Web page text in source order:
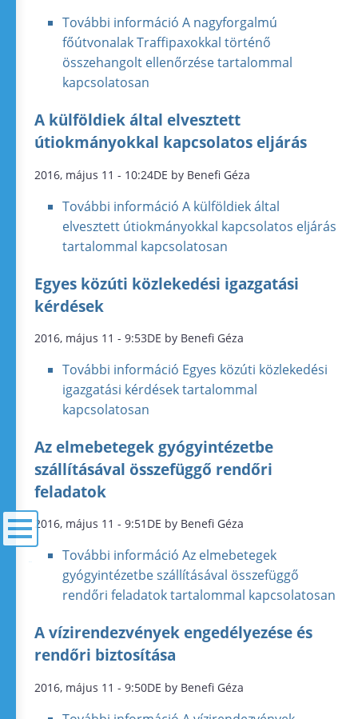
További információ A nagyforgalmú
főútvonalak Traffipaxokkal történő
összehangolt ellenőrzése tartalommal
kapcsolatosan
A külföldiek által elvesztett
útiokmányokkal kapcsolatos eljárás
2016, május 11 - 10:24DE by Benefi Géza
További információ A külföldiek által
elvesztett útiokmányokkal kapcsolatos eljárás
tartalommal kapcsolatosan
Egyes közúti közlekedési igazgatási
kérdések
2016, május 11 - 9:53DE by Benefi Géza
További információ Egyes közúti közlekedési
igazgatási kérdések tartalommal
kapcsolatosan
Az elmebetegek gyógyintézetbe
szállításával összefüggő rendőri
feladatok
2016, május 11 - 9:51DE by Benefi Géza
További információ Az elmebetegek
gyógyintézetbe szállításával összefüggő
rendőri feladatok tartalommal kapcsolatosan
A vízirendezvények engedélyezése és
rendőri biztosítása
2016, május 11 - 9:50DE by Benefi Géza